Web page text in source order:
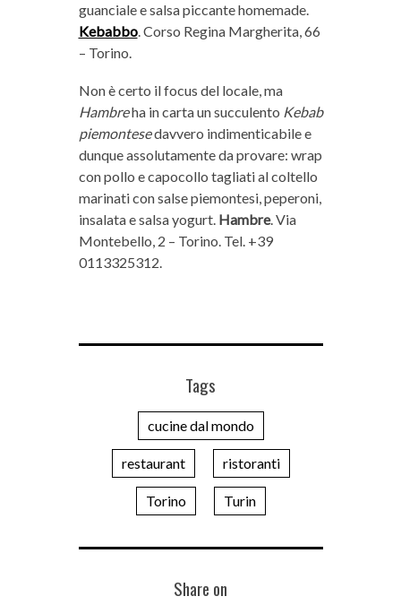
guanciale e salsa piccante homemade.
Kebabbo. Corso Regina Margherita, 66
– Torino.
Non è certo il focus del locale, ma
Hambreha in carta un succulento Kebab
piemontesedavvero indimenticabile e
dunque assolutamente da provare: wrap
con pollo e capocollo tagliati al coltello
marinati con salse piemontesi, peperoni,
insalata e salsa yogurt. Hambre. Via
Montebello, 2 – Torino. Tel. +39
0113325312.
Tags
cucine dal mondo
restaurant ristoranti
Torino Turin
Share on